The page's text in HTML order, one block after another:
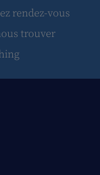
rendez-vous
trouver